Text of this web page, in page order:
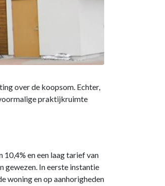
over de koopsom. Echter,
praktijkruimte
en een laag tarief van
gewezen. In eerste instantie
woning en op aanhorigheden